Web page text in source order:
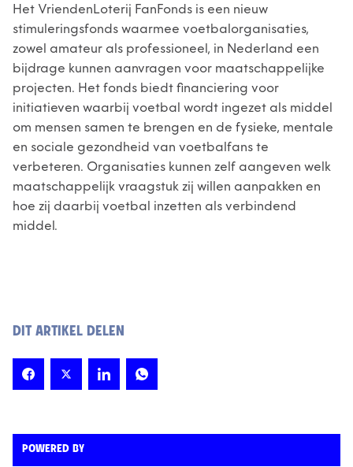
Het VriendenLoterij FanFonds is een nieuw
stimuleringsfonds waarmee voetbalorganisaties,
zowel amateur als professioneel, in Nederland een
bijdrage kunnen aanvragen voor maatschappelijke
projecten. Het fonds biedt financiering voor
initiatieven waarbij voetbal wordt ingezet als middel
om mensen samen te brengen en de fysieke, mentale
en sociale gezondheid van voetbalfans te
verbeteren. Organisaties kunnen zelf aangeven welk
maatschappelijk vraagstuk zij willen aanpakken en
hoe zij daarbij voetbal inzetten als verbindend
middel.
DIT ARTIKEL DELEN
POWERED BY